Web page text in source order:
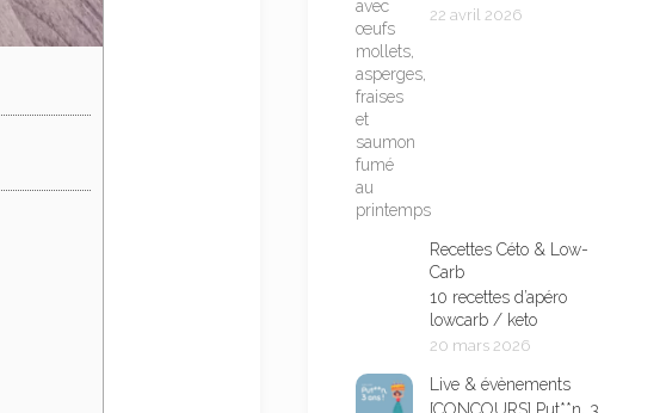
22 avril 2026
Recettes Céto & Low-
Carb
10 recettes d’apéro
lowcarb / keto
20 mars 2026
Live & évènements